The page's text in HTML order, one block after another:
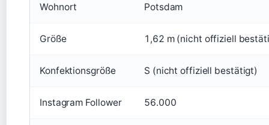
Wohnort Potsdam
Größe 1,62 m (nicht offiziell
Konfektionsgröße S (nicht offiziell bestätigt)
Instagram Follower 56.000